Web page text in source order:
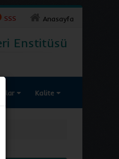
Anasayfa
SSS
Enstitüsü
Kalite